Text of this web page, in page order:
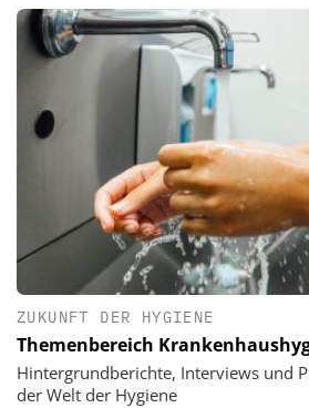
ZUKUNFT DER HYGIENE
Themenbereich
Hintergrundberichte, Interviews und
der Welt der Hygiene